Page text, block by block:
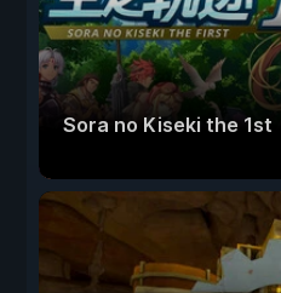
Sora no Kiseki the 1st